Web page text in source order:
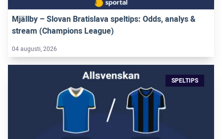
Mjällby – Slovan Bratislava speltips: Odds, analys &
stream (Champions League)
04 augusti, 2026
SPELTIPS